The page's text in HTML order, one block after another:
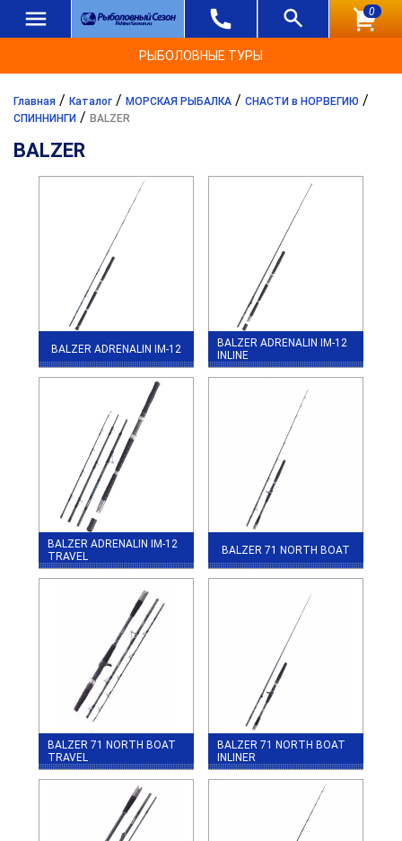
0
РЫБОЛОВНЫЕ ТУРЫ
Главная / Каталог / МОРСКАЯ РЫБАЛКА / СНАСТИ в НОРВЕГИЮ /
СПИННИНГИ / BALZER
BALZER
BALZER ADRENALIN IM-12
BALZER ADRENALIN IM-12
INLINE
BALZER ADRENALIN IM-12
TRAVEL
BALZER 71 NORTH BOAT
BALZER 71 NORTH BOAT
TRAVEL
BALZER 71 NORTH BOAT
INLINER